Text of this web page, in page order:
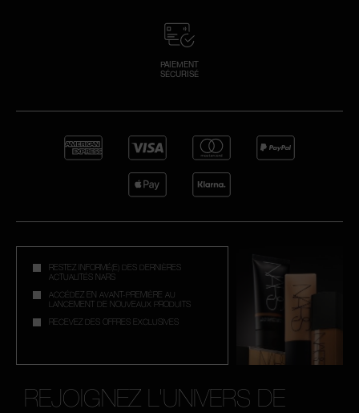
PAIEMENT
SÉCURISÉ
RESTEZ INFORMÉ(E) DES DERNIÈRES
ACTUALITÉS NARS
ACCÉDEZ EN AVANT-PREMIÈRE AU
LANCEMENT DE NOUVEAUX PRODUITS
RECEVEZ DES OFFRES EXCLUSIVES
REJOIGNEZ L'UNIVERS DE